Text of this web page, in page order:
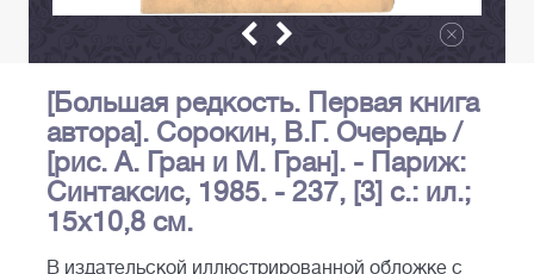
[Большая редкость. Первая книга
автора]. Сорокин, В.Г. Очередь /
[рис. А. Гран и М. Гран]. - Париж:
Синтаксис, 1985. - 237, [3] c.: ил.;
15х10,8 см.
В издательской иллюстрированной обложке с